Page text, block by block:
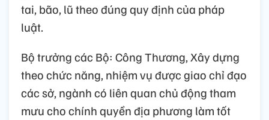
tai, bão, lũ theo đúng quy định của pháp
luật.
Bộ trưởng các Bộ: Công Thương, Xây dựng
theo chức năng, nhiệm vụ được giao chỉ đạo
các sở, ngành có liên quan chủ động tham
mưu cho chính quyền địa phương làm tốt